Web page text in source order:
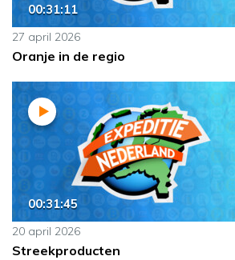
00:31:11
27 april 2026
Oranje in de regio
00:31:45
20 april 2026
Streekproducten